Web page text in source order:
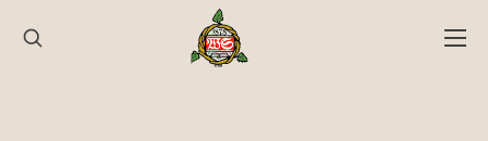
sisältöön